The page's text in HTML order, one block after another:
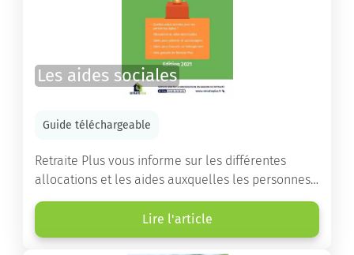
Les aides sociales
Guide téléchargeable
Retraite Plus vous informe sur les différentes
allocations et les aides auxquelles les personnes
âgées ont droit pour financer un séjour en maison
de retraite ou un maintien à domicile.
Lire l'article